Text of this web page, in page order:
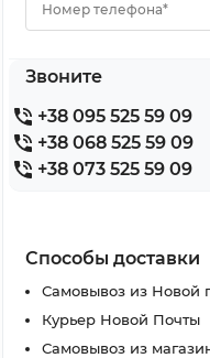
Номер телефона*
Звоните
+38 095 525 59 09
+38 068 525 59 09
+38 073 525 59 09
Способы доставки
Самовывоз из Новой
Курьер Новой Почты
Самовывоз из